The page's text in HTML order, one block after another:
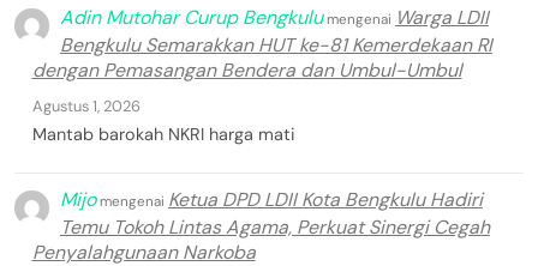
Adin Mutohar Curup Bengkulumengenai Warga LDII
Bengkulu Semarakkan HUT ke-81 Kemerdekaan RI
dengan Pemasangan Bendera dan Umbul-Umbul
Agustus 1, 2026
Mantab barokah NKRI harga mati
Mijomengenai Ketua DPD LDII Kota Bengkulu Hadiri
Temu Tokoh Lintas Agama, Perkuat Sinergi Cegah
Penyalahgunaan Narkoba